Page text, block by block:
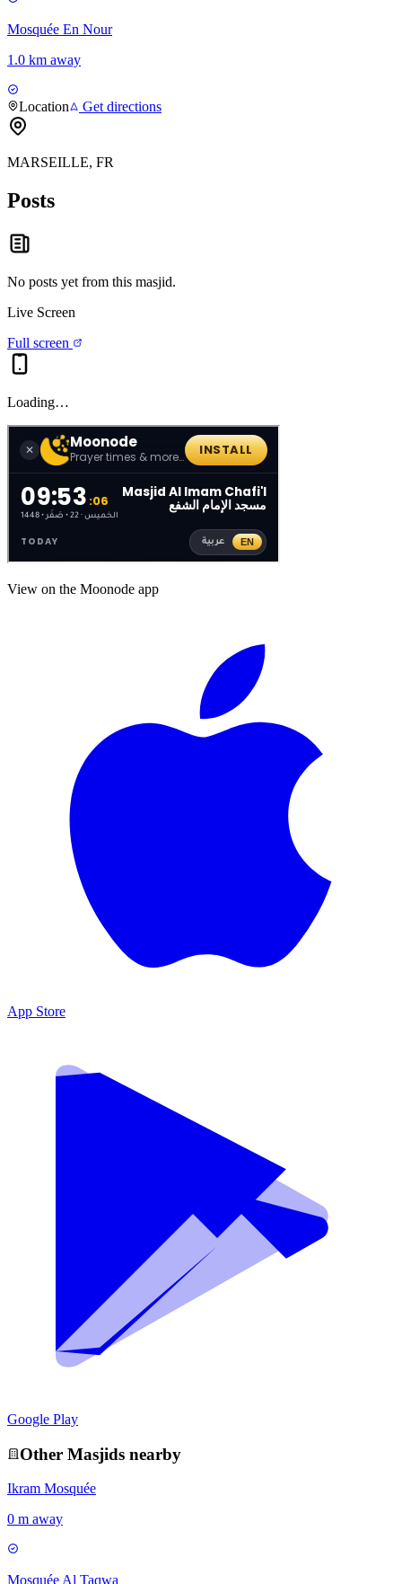
Mosquée En Nour
1.0 km away
Location Get directions
MARSEILLE, FR
Posts
No posts yet from this masjid.
Live Screen
Full screen
Loading…
View on the Moonode app
App Store
Google Play
Other Masjids nearby
Ikram Mosquée
0 m away
Mosquée Al Taqwa